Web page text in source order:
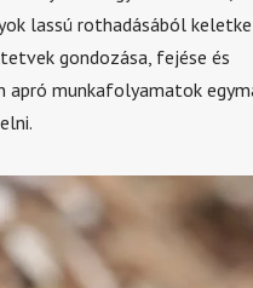
lassú rothadásából
gondozása, fejése és
apró munkafolyamatok